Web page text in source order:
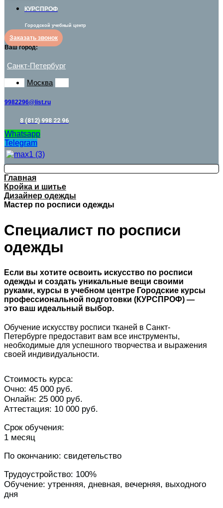
КУРСПРОФ
Городской учебный центр
Заказать звонок
Ваш город:
Санкт-Петербург
Москва
9982296@list.ru
8 (812) 998 22 96
Whatsapp
Telegram
Главная
Кройка и шитье
Дизайнер одежды
Мастер по росписи одежды
Специалист по росписи
одежды
Если вы хотите освоить искусство по росписи
одежды и создать уникальные вещи своими
руками, курсы в учебном центре Городские курсы
профессиональной подготовки (КУРСПРОФ) —
это ваш идеальный выбор.
Обучение искусству росписи тканей в Санкт-
Петербурге предоставит вам все инструменты,
необходимые для успешного творчества и выражения
своей индивидуальности.
Стоимость курса:
Очно: 45 000 руб.
Онлайн: 25 000 руб.
Аттестация: 10 000 руб.
Срок обучения:
1 месяц
По окончанию: свидетельство
Трудоустройство: 100%
Обучение: утренняя, дневная, вечерняя, выходного
дня